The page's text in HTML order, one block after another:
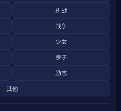
机战
战争
少女
亲子
励志
其他